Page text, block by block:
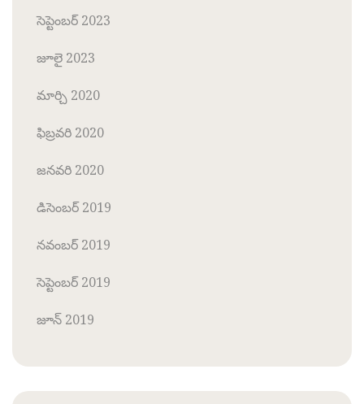
సెప్టెంబర్ 2023
జూలై 2023
మార్చి 2020
ఫిబ్రవరి 2020
జనవరి 2020
డిసెంబర్ 2019
నవంబర్ 2019
సెప్టెంబర్ 2019
జూన్ 2019